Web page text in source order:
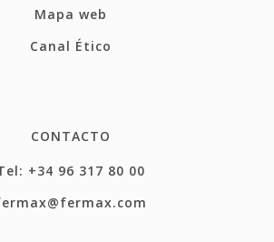
Mapa web
Canal Ético
CONTACTO
+34 96 317 80 00